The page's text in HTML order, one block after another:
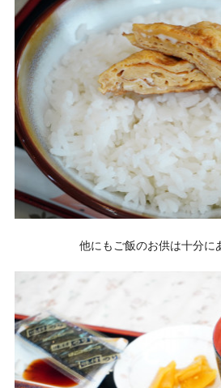
他にもご飯のお供は十分に